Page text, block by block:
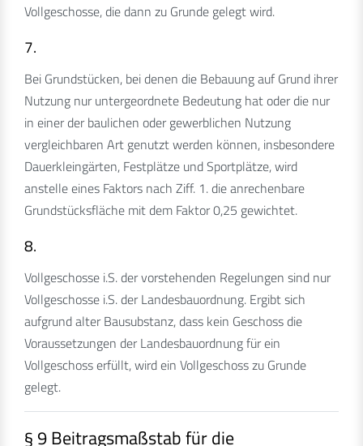
Vollgeschosse, die dann zu Grunde gelegt wird.
7.
Bei Grundstücken, bei denen die Bebauung auf Grund ihrer
Nutzung nur untergeordnete Bedeutung hat oder die nur
in einer der baulichen oder gewerblichen Nutzung
vergleichbaren Art genutzt werden können, insbesondere
Dauerkleingärten, Festplätze und Sportplätze, wird
anstelle eines Faktors nach Ziff. 1. die anrechenbare
Grundstücksfläche mit dem Faktor 0,25 gewichtet.
8.
Vollgeschosse i.S. der vorstehenden Regelungen sind nur
Vollgeschosse i.S. der Landesbauordnung. Ergibt sich
aufgrund alter Bausubstanz, dass kein Geschoss die
Voraussetzungen der Landesbauordnung für ein
Vollgeschoss erfüllt, wird ein Vollgeschoss zu Grunde
gelegt.
§ 9 Beitragsmaßstab für die